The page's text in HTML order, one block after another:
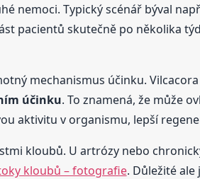
nemoci. Typický scénář býval
pacientů skutečně po několika
mechanismus účinku.
účinku. To znamená, že může
aktivitu v organismu, lepší
kloubů. U artrózy nebo
kloubů – fotografie. Důležité